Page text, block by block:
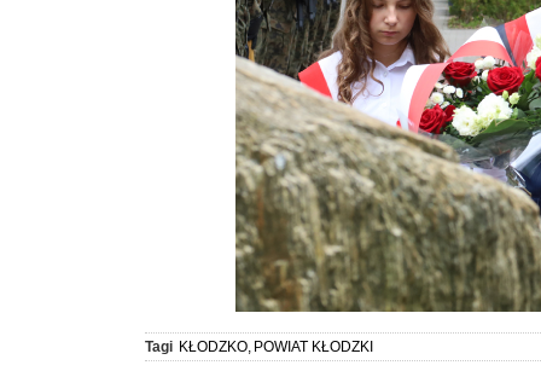
Tagi KŁODZKO, POWIAT KŁODZKI